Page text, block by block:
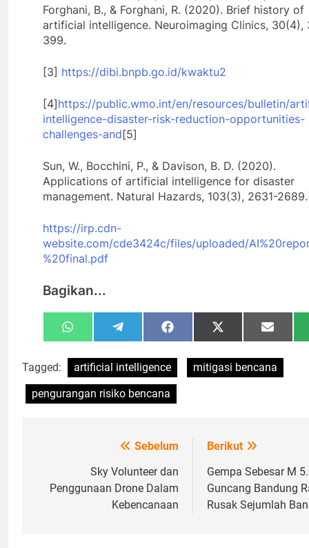
Forghani, B., & Forghani, R. (2020). Brief history of
artificial intelligence. Neuroimaging Clinics, 30(4),
399.
[3] https://dibi.bnpb.go.id/kwaktu2
[4]https://public.wmo.int/en/resources/bulletin/
intelligence-disaster-risk-reduction-opportunities-
challenges-and[5]
Sun, W., Bocchini, P., & Davison, B. D. (2020).
Applications of artificial intelligence for disaster
management. Natural Hazards, 103(3), 2631-
https://irp.cdn-
website.com/cde3424c/files/uploaded/
%20final.pdf
Bagikan...
Share
on
WhatsAppShare
on
TelegramShare
on
FacebookShare
on
X
(Twitter)
Share
on
Email
Tagged: artificial intelligence
mitigasi bencana
pengurangan risiko bencana
Sebelum
Sky Volunteer dan
Penggunaan Drone Dalam
Kebencanaan
Berikut
Gempa Sebesar M
Guncang Bandung
Rusak Sejumlah